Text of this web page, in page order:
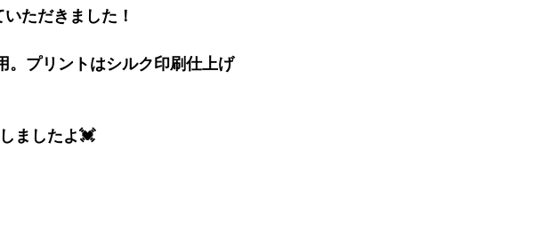
ただきました！
。プリントはシルク印刷仕上げ
ましたよ💓